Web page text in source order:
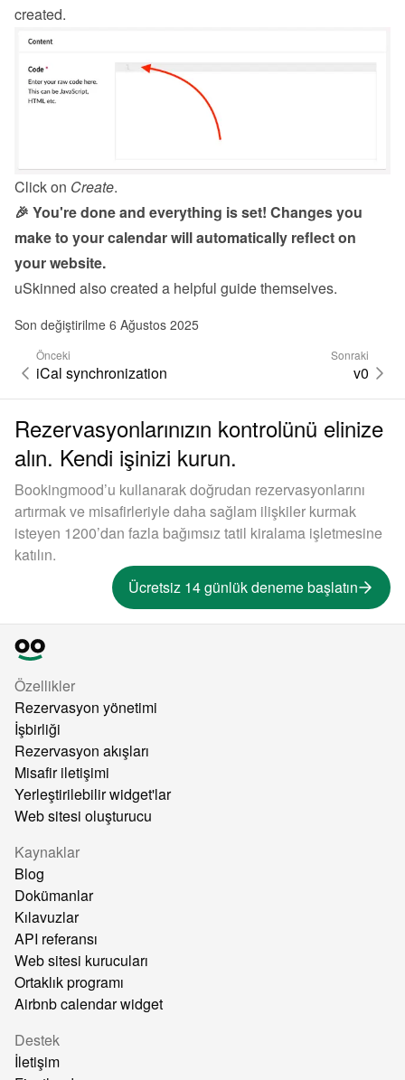
created.
Click on Create.
🎉 You're done and everything is set! Changes you
make to your calendar will automatically reflect on
your website.
uSkinned also created a helpful guide themselves.
Son değiştirilme 6 Ağustos 2025
Önceki
iCal synchronization
Sonraki
v0
Rezervasyonlarınızın kontrolünü elinize
alın. Kendi işinizi kurun.
Bookingmood’u kullanarak doğrudan rezervasyonlarını
artırmak ve misafirleriyle daha sağlam ilişkiler kurmak
isteyen 1200’dan fazla bağımsız tatil kiralama işletmesine
katılın.
Ücretsiz 14 günlük deneme başlatın
Özellikler
Rezervasyon yönetimi
İşbirliği
Rezervasyon akışları
Misafir iletişimi
Yerleştirilebilir widget'lar
Web sitesi oluşturucu
Kaynaklar
Blog
Dokümanlar
Kılavuzlar
API referansı
Web sitesi kurucuları
Ortaklık programı
Airbnb calendar widget
Destek
İletişim